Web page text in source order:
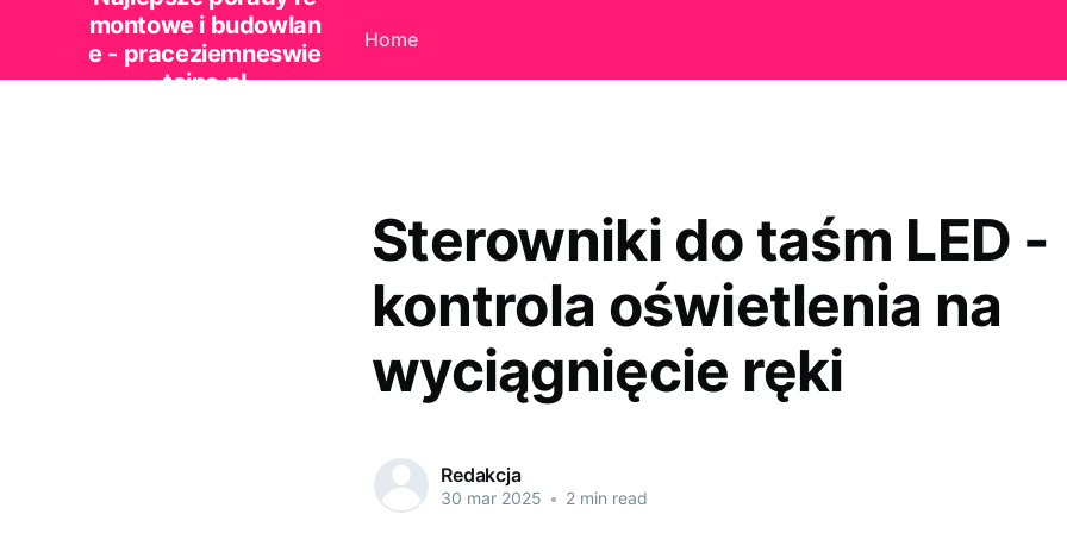
montowe i budowlan
e - praceziemneswie
tajno.pl
Home
Sterowniki do taśm LED -
kontrola oświetlenia na
wyciągnięcie ręki
Redakcja
30 mar 2025 • 2 min read